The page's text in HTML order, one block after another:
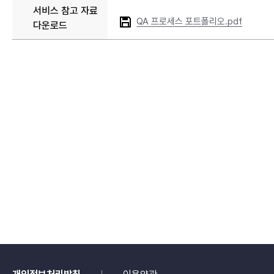
서비스 참고 자료
다운로드
QA 프로세스 포트폴리오.pdf